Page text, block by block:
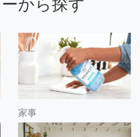
から探す
家事